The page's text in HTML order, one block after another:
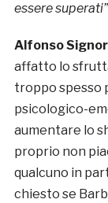
essere
Alfonso
affatto lo
troppo spesso
psicologico-
aumentare lo
proprio non
qualcuno in
chiesto se